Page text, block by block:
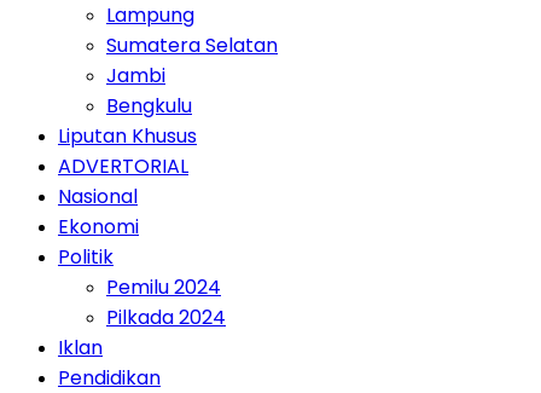
Lampung
Sumatera Selatan
Jambi
Bengkulu
Liputan Khusus
ADVERTORIAL
Nasional
Ekonomi
Politik
Pemilu 2024
Pilkada 2024
Iklan
Pendidikan